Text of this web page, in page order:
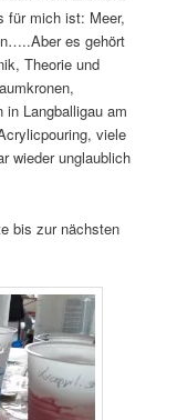
für mich ist: Meer,
es gehört
Theorie und
Langballigau am
viele
wieder unglaublich
bis zur nächsten